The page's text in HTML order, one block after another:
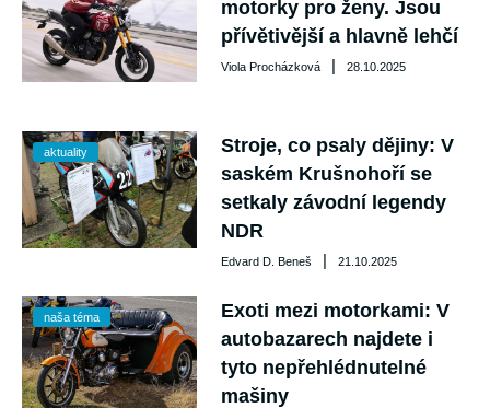
motorky pro ženy. Jsou
přívětivější a hlavně lehčí
Viola Procházková | 28.10.2025
aktuality
Stroje, co psaly dějiny: V
saském Krušnohoří se
setkaly závodní legendy
NDR
Edvard D. Beneš | 21.10.2025
naša téma
Exoti mezi motorkami: V
autobazarech najdete i
tyto nepřehlédnutelné
mašiny